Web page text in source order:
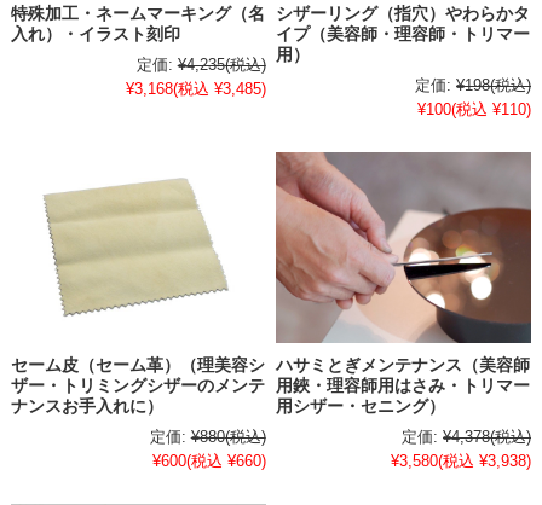
特殊加工・ネームマーキング（名
入れ）・イラスト刻印
定価: ¥4,235(税込)
¥3,168(税込 ¥3,485)
シザーリング（指穴）やわらかタ
イプ（美容師・理容師・トリマー
用）
定価: ¥198(税込)
¥100(税込 ¥110)
セーム皮（セーム革）（理美容シ
ザー・トリミングシザーのメンテ
ナンスお手入れに）
定価: ¥880(税込)
¥600(税込 ¥660)
ハサミとぎメンテナンス（美容師
用鋏・理容師用はさみ・トリマー
用シザー・セニング）
定価: ¥4,378(税込)
¥3,580(税込 ¥3,938)